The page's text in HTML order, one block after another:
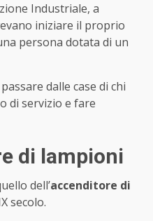
Industriale, a
iniziare il proprio
persona dotata di un
dalle case di chi
di servizio e fare
di lampioni
dell’accenditore di
secolo.